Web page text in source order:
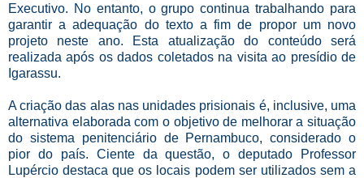
Executivo. No entanto, o grupo continua trabalhando para
garantir a adequação do texto a fim de propor um novo
projeto neste ano. Esta atualização do conteúdo será
realizada após os dados coletados na visita ao presídio de
Igarassu.
A criação das alas nas unidades prisionais é, inclusive, uma
alternativa elaborada com o objetivo de melhorar a situação
do sistema penitenciário de Pernambuco, considerado o
pior do país. Ciente da questão, o deputado Professor
Lupércio destaca que os locais podem ser utilizados sem a